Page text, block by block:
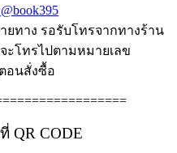
ทาง รอรับโทรจากทางร้าน
ะโทรไปตามหมายเลข
อนสั่งซื้อ
QR CODE